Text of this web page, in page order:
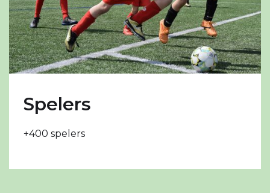
Spelers
+400 spelers